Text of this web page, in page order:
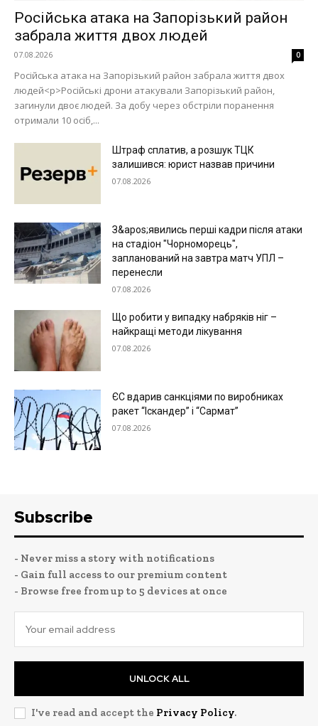
Російська атака на Запорізький район
забрала життя двох людей
07.08.2026 0
Російська атака на Запорізький район забрала життя двох
людей<p>Російські дрони атакували Запорізький район,
загинули двоє людей. За добу через обстріли поранення
отримали 10 осіб,...
Штраф сплатив, а розшук ТЦК
залишився: юрист назвав причини
07.08.2026
З&apos;явились перші кадри після атаки
на стадіон "Чорноморець",
запланований на завтра матч УПЛ –
перенесли
07.08.2026
Що робити у випадку набряків ніг –
найкращі методи лікування
07.08.2026
ЄС вдарив санкціями по виробниках
ракет “Іскандер” і “Сармат”
07.08.2026
Subscribe
- Never miss a story with notifications
- Gain full access to our premium content
- Browse free from up to 5 devices at once
UNLOCK ALL
I've read and accept the Privacy Policy.